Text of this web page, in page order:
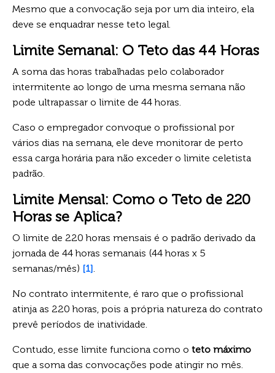
Mesmo que a convocação seja por um dia inteiro, ela
deve se enquadrar nesse teto legal.
Limite Semanal: O Teto das 44 Horas
A soma das horas trabalhadas pelo colaborador
intermitente ao longo de uma mesma semana não
pode ultrapassar o limite de 44 horas.
Caso o empregador convoque o profissional por
vários dias na semana, ele deve monitorar de perto
essa carga horária para não exceder o limite celetista
padrão.
Limite Mensal: Como o Teto de 220
Horas se Aplica?
O limite de 220 horas mensais é o padrão derivado da
jornada de 44 horas semanais (44 horas x 5
semanas/mês) [1].
No contrato intermitente, é raro que o profissional
atinja as 220 horas, pois a própria natureza do contrato
prevê períodos de inatividade.
Contudo, esse limite funciona como o teto máximo
que a soma das convocações pode atingir no mês.